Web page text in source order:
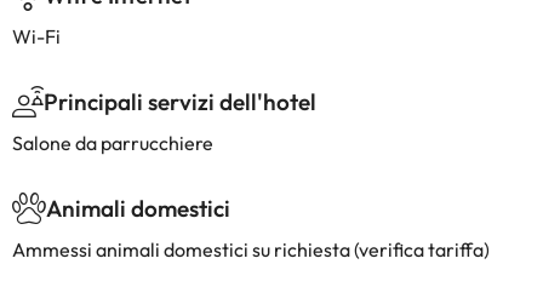
Wi-Fi
Principali servizi dell'hotel
Salone da parrucchiere
Animali domestici
Ammessi animali domestici su richiesta (verifica tariffa)